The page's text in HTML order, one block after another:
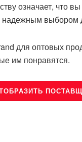
означает, что
надежным выбором
для оптовых
им понравятся.